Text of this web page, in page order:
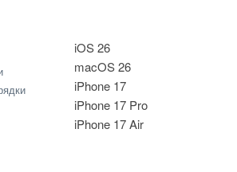
iOS 26
macOS 26
iPhone 17
iPhone 17 Pro
iPhone 17 Air